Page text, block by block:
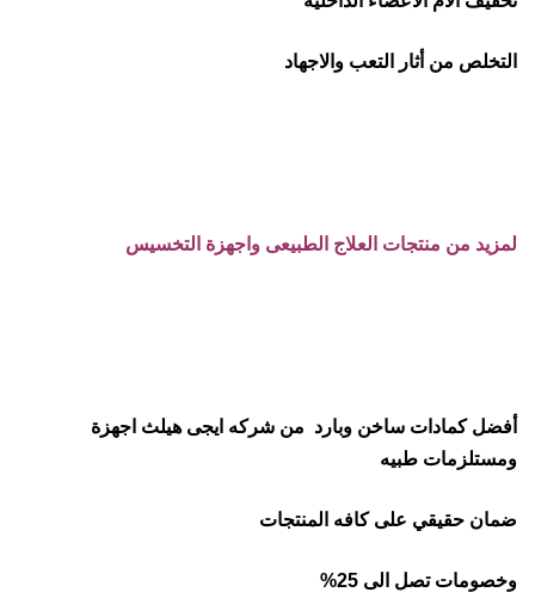
التخلص من أثار التعب والاجهاد
لمزيد من منتجات العلاج الطبيعى واجهزة التخسيس
أفضل كمادات ساخن وبارد من شركه ايجى هيلث اجهزة
ومستلزمات طبيه
ضمان حقيقي على كافه المنتجات
وخصومات تصل الى 25%